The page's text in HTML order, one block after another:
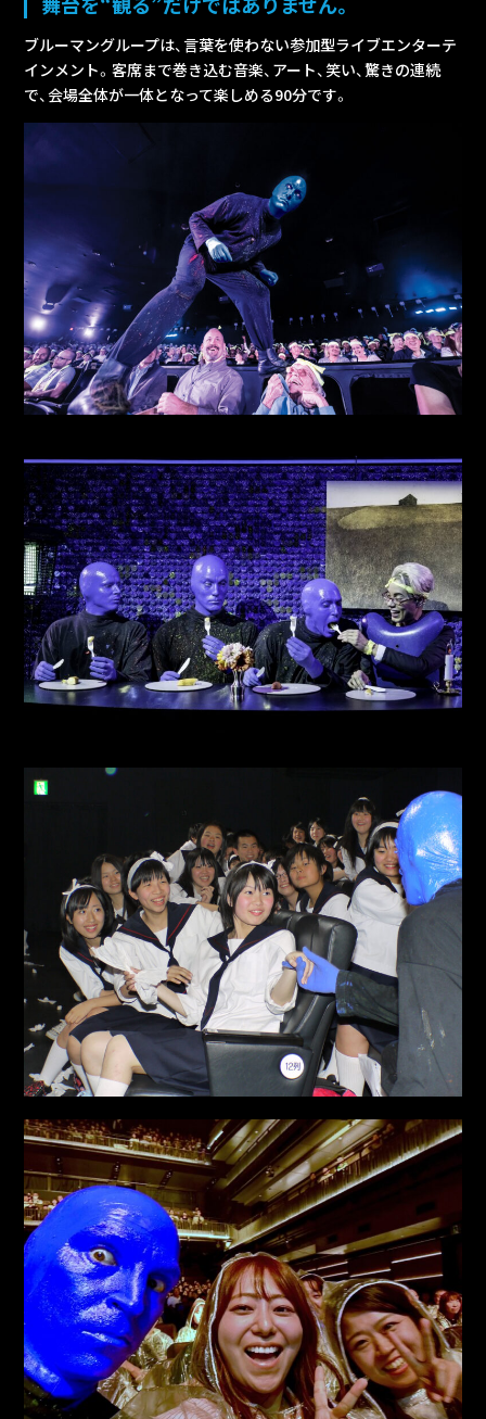
ブルーマングループは、言葉を使わない参加型ライブエンターテ
インメント。客席まで巻き込む音楽、アート、笑い、驚きの連続
で、会場全体が一体となって楽しめる90分です。